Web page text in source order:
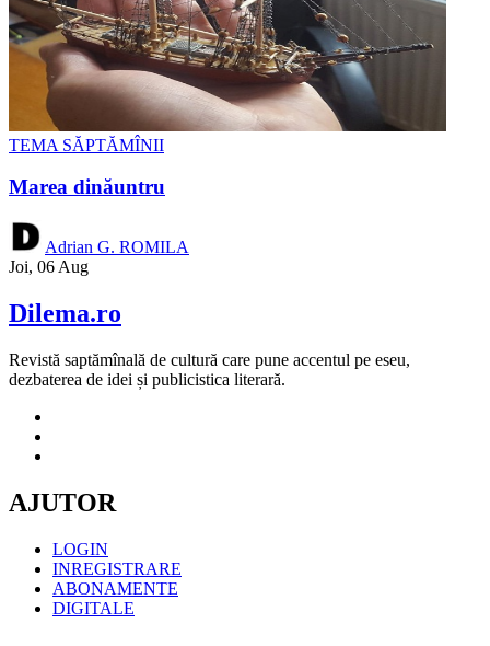
TEMA SĂPTĂMÎNII
Marea dinăuntru
Adrian G. ROMILA
Joi, 06 Aug
Dilema.ro
Revistă saptămînală de cultură care pune accentul pe eseu,
dezbaterea de idei și publicistica literară.
AJUTOR
LOGIN
INREGISTRARE
ABONAMENTE
DIGITALE